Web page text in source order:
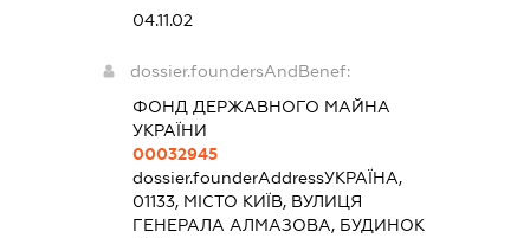
04.11.02
dossier.foundersAndBenef:
ФОНД ДЕРЖАВНОГО МАЙНА
УКРАЇНИ
00032945
dossier.founderAddressУКРАЇНА,
01133, МІСТО КИЇВ, ВУЛИЦЯ
ГЕНЕРАЛА АЛМАЗОВА, БУДИНОК